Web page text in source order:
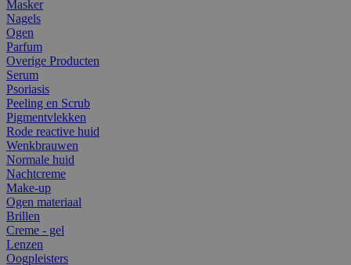
Masker
Nagels
Ogen
Parfum
Overige Producten
Serum
Psoriasis
Peeling en Scrub
Pigmentvlekken
Rode reactive huid
Wenkbrauwen
Normale huid
Nachtcreme
Make-up
Ogen materiaal
Brillen
Creme - gel
Lenzen
Oogpleisters